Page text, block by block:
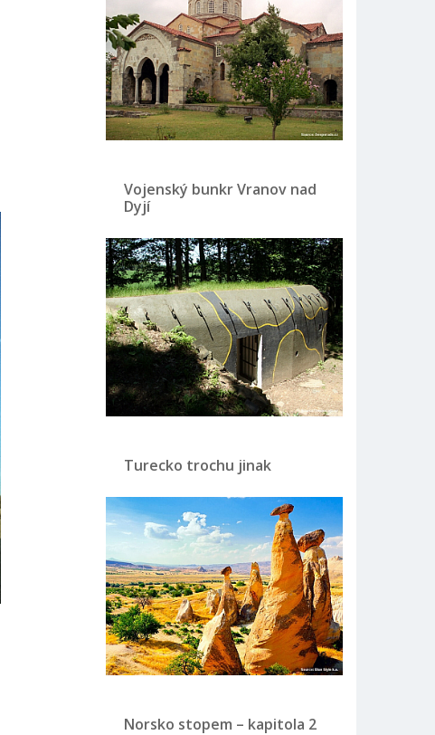
Vojenský bunkr Vranov nad
Dyjí
Turecko trochu jinak
Norsko stopem – kapitola 2